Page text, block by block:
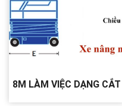
8M LÀM VIỆC DẠNG CẮT